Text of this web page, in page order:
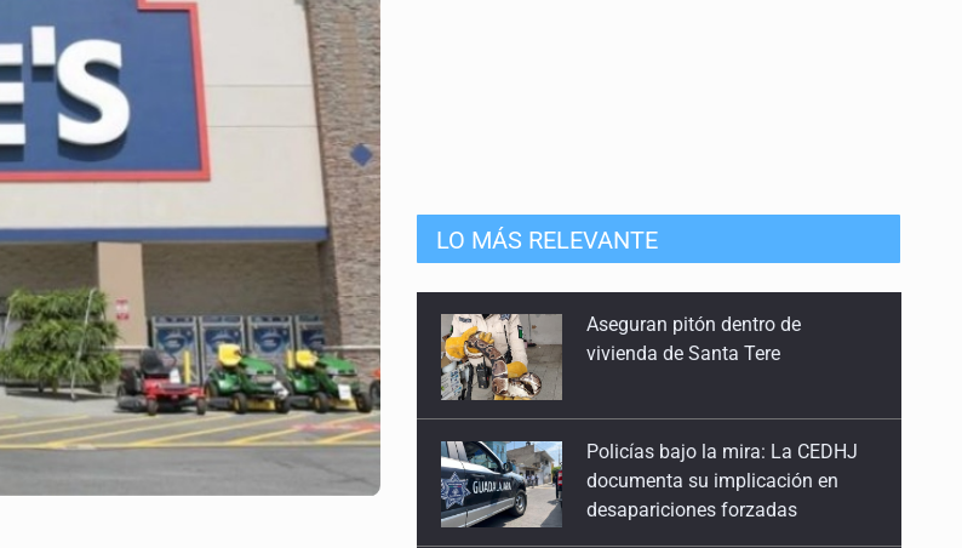
y promete justicia
México
Colombia
en desapariciones forzadas
LO MÁS RELEVANTE
Policías bajo la mira: La CEDHJ
documenta su implicación en
Operaban tráfico de personas;
uno fue detenido en Jalisco